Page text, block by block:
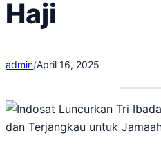
Haji
admin/April 16, 2025